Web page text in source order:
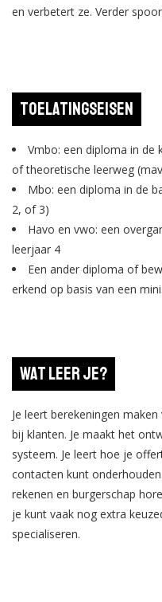
en verbetert ze. Verder
Toelatingseisen
Vmbo: een diploma in de
of theoretische leerweg
Mbo: een diploma in de
2, of 3)
Havo en vwo: een
leerjaar 4
Een ander diploma of
erkend op basis van een
Wat leer je?
Je leert berekeningen
bij klanten. Je maakt het
systeem. Je leert hoe je
contacten kunt
rekenen en burgerschap
je kunt vaak nog extra
specialiseren.